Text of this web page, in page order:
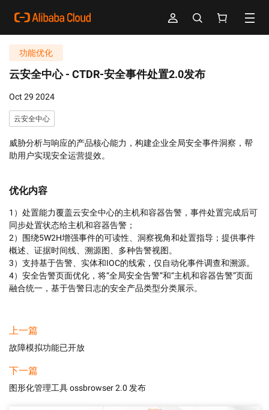
功能优化
云安全中心 - CTDR-安全事件处置2.0发布
Oct 29 2024
云安全中心
威胁分析与响应的产品核心能力，构建企业全局安全事件洞察，帮
助用户实现安全运营提效。
优化内容
1）处置能力覆盖云安全中心的主机和容器告警，事件处置完成后可
同步处置状态给主机和容器告警；
2）围绕5W2H增强事件的可读性、洞察视角和处置指导；提供事件
概述、证据时间线、溯源图、多种告警视图。
3）支持基于告警、实体和IOC的线索，仅自动化事件调查和溯源。
4）安全告警页面优化，将“全局安全告警”和“主机和容器告警”页面
融合统一，基于告警日志的安全产品类型分类展示。
上一篇
故障模拟功能已开放
下一篇
图形化管理工具 ossbrowser 2.0 发布